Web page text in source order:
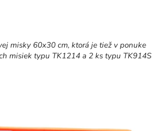
misky 60x30 cm, ktorá je tiež v ponuke
misiek typu TK1214 a 2 ks typu TK914S